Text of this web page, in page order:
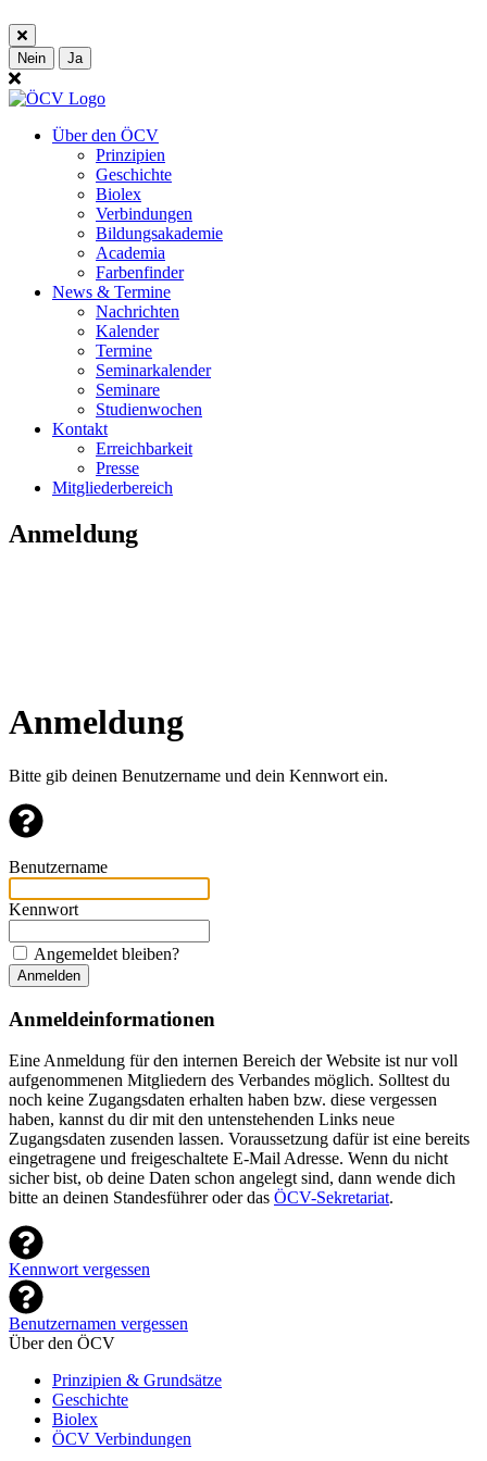
Nein Ja
Über den ÖCV
Prinzipien
Geschichte
Biolex
Verbindungen
Bildungsakademie
Academia
Farbenfinder
News & Termine
Nachrichten
Kalender
Termine
Seminarkalender
Seminare
Studienwochen
Kontakt
Erreichbarkeit
Presse
Mitgliederbereich
Anmeldung
Anmeldung
Bitte gib deinen Benutzername und dein Kennwort ein.
Benutzername
Kennwort
Angemeldet bleiben?
Anmelden
Anmeldeinformationen
Eine Anmeldung für den internen Bereich der Website ist nur voll
aufgenommenen Mitgliedern des Verbandes möglich. Solltest du
noch keine Zugangsdaten erhalten haben bzw. diese vergessen
haben, kannst du dir mit den untenstehenden Links neue
Zugangsdaten zusenden lassen. Voraussetzung dafür ist eine bereits
eingetragene und freigeschaltete E-Mail Adresse. Wenn du nicht
sicher bist, ob deine Daten schon angelegt sind, dann wende dich
bitte an deinen Standesführer oder das ÖCV-Sekretariat.
Kennwort vergessen
Benutzernamen vergessen
Über den ÖCV
Prinzipien & Grundsätze
Geschichte
Biolex
ÖCV Verbindungen